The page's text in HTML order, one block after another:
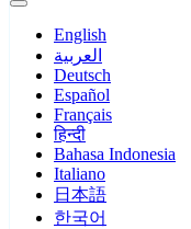
English
العربية
Deutsch
Español
Français
हिन्दी
Bahasa Indonesia
Italiano
日本語
한국어